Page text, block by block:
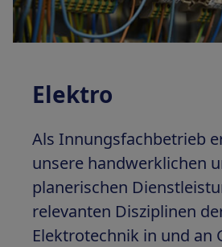
Elektro
Als Innungsfachbetrieb
unsere handwerklichen
planerischen
relevanten Disziplinen
Elektrotechnik in und an